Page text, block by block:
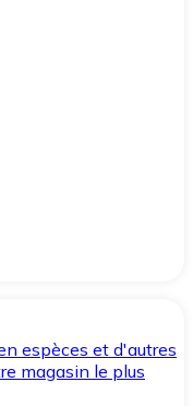
espèces et d'autres
magasin le plus